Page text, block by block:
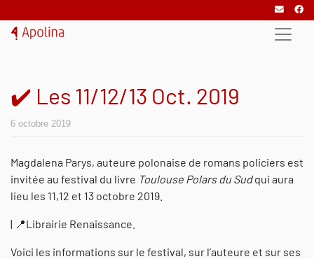
✔️ Les 11/12/13 Oct. 2019
6 octobre 2019
Magdalena Parys, auteure polonaise de romans policiers est
invitée au festival du livre Toulouse Polars du Sudqui aura
lieu les 11,12 et 13 octobre 2019.
| 📍Librairie Renaissance.
Voici les informations sur le festival, sur l’auteure et sur ses